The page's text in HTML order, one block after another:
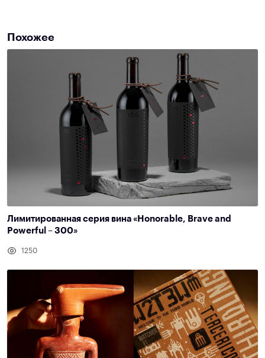
Похожее
Лимитированная серия вина «Honorable, Brave and
Powerful – 300»
1250